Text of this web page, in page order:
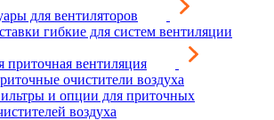
для вентиляторов
гибкие для систем вентиляции
приточная вентиляция
очистители воздуха
и опции для приточных
воздуха